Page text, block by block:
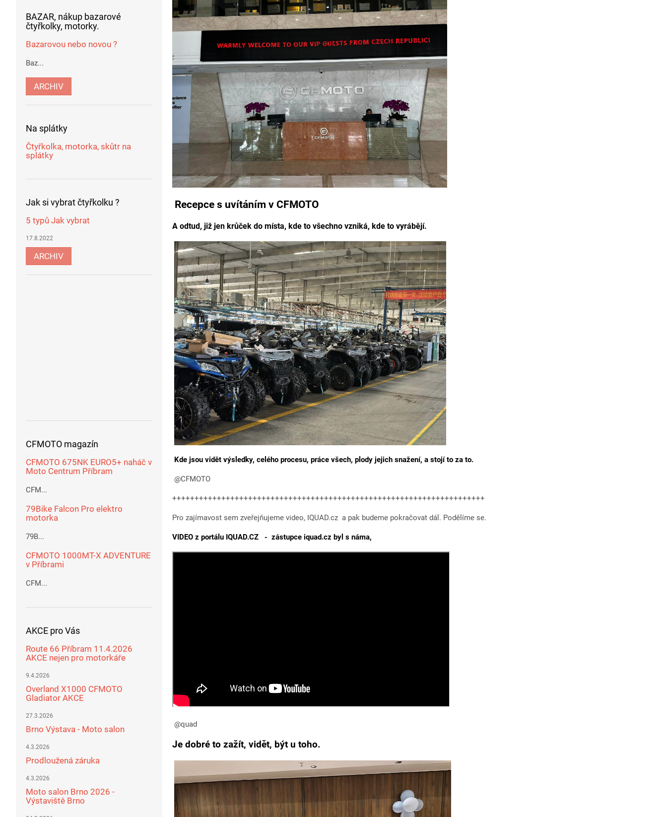
BAZAR, nákup bazarové
čtyřkolky, motorky.
Bazarovou nebo novou ?
Baz...
ARCHIV
Na splátky
Čtyřkolka, motorka, skůtr na
splátky
Jak si vybrat čtyřkolku ?
5 typů Jak vybrat
17.8.2022
ARCHIV
CFMOTO magazín
CFMOTO 675NK EURO5+ naháč v
Moto Centrum Příbram
CFM...
79Bike Falcon Pro elektro
motorka
79B...
CFMOTO 1000MT-X ADVENTURE
v Příbrami
CFM...
AKCE pro Vás
Route 66 Příbram 11.4.2026
AKCE nejen pro motorkáře
9.4.2026
Overland X1000 CFMOTO
Gladiator AKCE
27.3.2026
Brno Výstava - Moto salon
4.3.2026
Prodloužená záruka
4.3.2026
Moto salon Brno 2026 -
Výstaviště Brno
Recepce s uvítáním v CFMOTO
A odtud, již jen krůček do místa, kde to všechno vzniká, kde to vyrábějí.
Kde jsou vidět výsledky, celého procesu, práce všech, plody jejich snažení, a stojí to za to.
@CFMOTO
++++++++++++++++++++++++++++++++++++++++++++++++++++++++++++++++++++++
Pro zajímavost sem zveřejňujeme video, IQUAD.cz a pak budeme pokračovat dál. Podělíme se.
VIDEO z portálu IQUAD.CZ - zástupce iquad.cz byl s náma,
@quad
Je dobré to zažít, vidět, být u toho.